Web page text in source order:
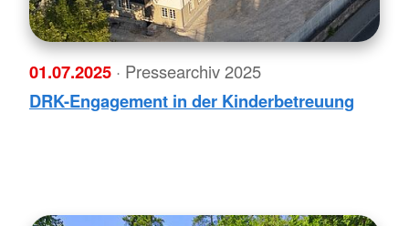
01.07.2025 · Pressearchiv 2025
DRK-Engagement in der Kinderbetreuung